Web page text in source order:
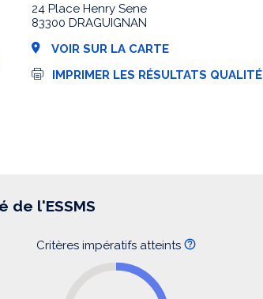
24 Place Henry Sene
83300 DRAGUIGNAN
VOIR SUR LA CARTE
I
IMPRIMER LES RÉSULTATS QUALITÉ
de l'ESSMS
Critères impératifs atteints